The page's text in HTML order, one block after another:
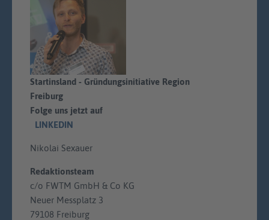
Startinsland - Gründungsinitiative Region
Freiburg
Folge uns jetzt auf
LINKEDIN
Nikolai Sexauer
Redaktionsteam
c/o FWTM GmbH & Co KG
Neuer Messplatz 3
79108 Freiburg